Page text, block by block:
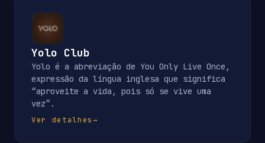
Yolo Club
Yolo é a abreviação de You Only Live Once,
expressão da língua inglesa que significa
“aproveite a vida, pois só se vive uma
vez”.
Ver detalhes→